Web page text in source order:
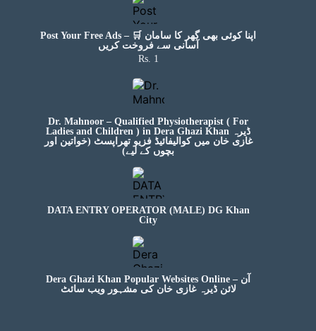
Post Your Free Ads – 🛒 اپنا کوئی بھی گھر کا سامان
آسانی سے فروخت کریں
Rs. 1
Dr. Mahnoor – Qualified Physiotherapist ( For
Ladies and Children ) in Dera Ghazi Khan ڈیرہ
غازی خان میں کوالیفائیڈ فزیو تھراپسٹ (خواتین اور
بچوں کے لیے)
DATA ENTRY OPERATOR (MALE) DG Khan
City
Dera Ghazi Khan Popular Websites Online – آن
لائن ڈیرہ غازی خان کی مشہور ویب سائٹ